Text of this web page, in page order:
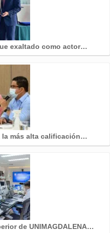
exaltado como actor…
la más alta calificación…
de UNIMAGDALENA…